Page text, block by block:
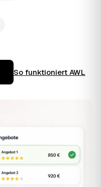
So funktioniert AWL